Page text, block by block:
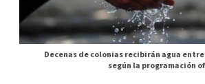
Decenas de colonias recibirán agua entre
según la programación